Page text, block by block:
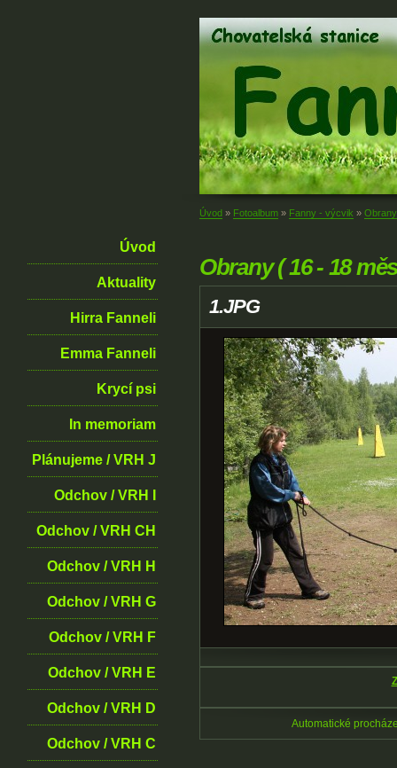
Úvod
Aktuality
Hirra Fanneli
Emma Fanneli
Krycí psi
In memoriam
Plánujeme / VRH J
Odchov / VRH I
Odchov / VRH CH
Odchov / VRH H
Odchov / VRH G
Odchov / VRH F
Odchov / VRH E
Odchov / VRH D
Odchov / VRH C
Úvod » Fotoalbum » Fanny - výcvik »
Obrany ( 16 - 18
1.JPG
Automatické